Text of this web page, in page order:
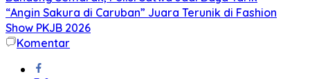
“Angin Sakura di Caruban” Juara Terunik di Fashion
Show PKJB 2026
Komentar